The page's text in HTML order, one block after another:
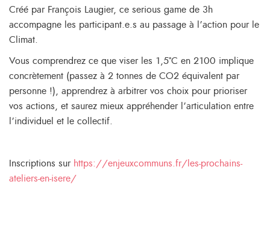
Créé par François Laugier, ce serious game de 3h
accompagne les participant.e.s au passage à l’action pour le
Climat.
Vous comprendrez ce que viser les 1,5°C en 2100 implique
concrètement (passez à 2 tonnes de CO2 équivalent par
personne !), apprendrez à arbitrer vos choix pour prioriser
vos actions, et saurez mieux appréhender l’articulation entre
l’individuel et le collectif.
Inscriptions sur https://enjeuxcommuns.fr/les-prochains-
ateliers-en-isere/